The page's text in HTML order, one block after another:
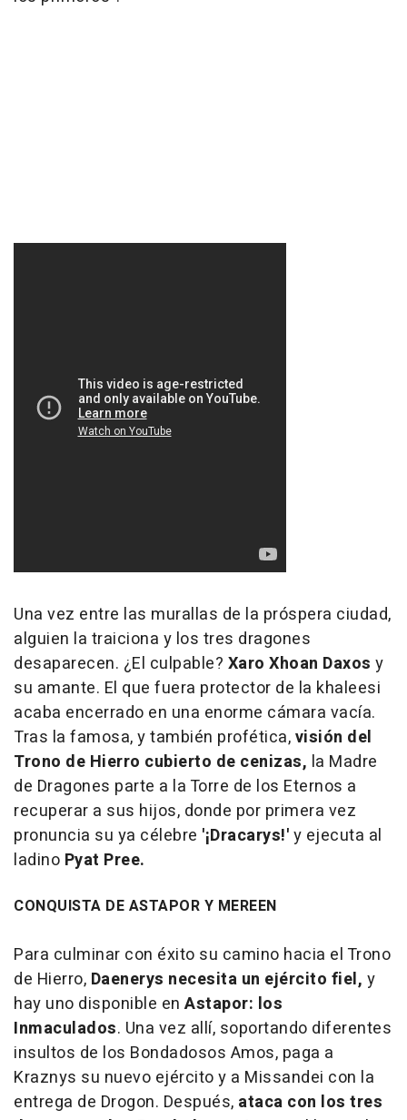
Una vez entre las murallas de la próspera ciudad,
alguien la traiciona y los tres dragones
desaparecen. ¿El culpable? Xaro Xhoan Daxos y
su amante. El que fuera protector de la khaleesi
acaba encerrado en una enorme cámara vacía.
Tras la famosa, y también profética,visión del
Trono de Hierro cubierto de cenizas, la Madre
de Dragones parte a la Torre de los Eternos a
recuperar a sus hijos, donde por primera vez
pronuncia su ya célebre '¡Dracarys!'y ejecuta al
ladino Pyat Pree.
CONQUISTA DE ASTAPOR Y MEREEN
Para culminar con éxito su camino hacia el Trono
de Hierro, Daenerys necesita un ejército fiel, y
hay uno disponible en Astapor: los
Inmaculados. Una vez allí, soportando diferentes
insultos de los Bondadosos Amos, paga a
Kraznys su nuevo ejército y a Missandei con la
entrega de Drogon. Después, ataca con los tres